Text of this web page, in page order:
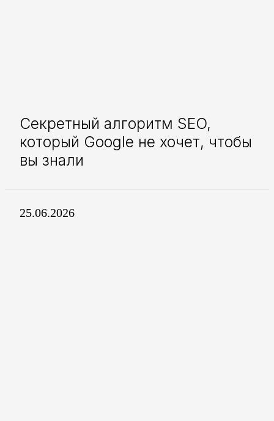
Секретный алгоритм SEO,
который Google не хочет, чтобы
вы знали
25.06.2026